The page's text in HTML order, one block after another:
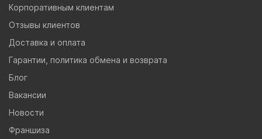
Корпоративным клиентам
Отзывы клиентов
Доставка и оплата
Гарантии, политика обмена и возврата
Блог
Вакансии
Новости
Франшиза